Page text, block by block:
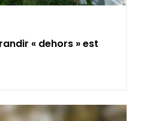
« dehors » est